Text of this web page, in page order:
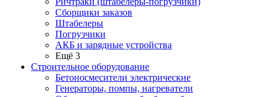
Сборщики заказов
Штабелеры
Погрузчики
АКБ и зарядные устройства
Ещё 3
Строительное оборудование
Бетоносмесители электрические
Генераторы, помпы, нагреватели